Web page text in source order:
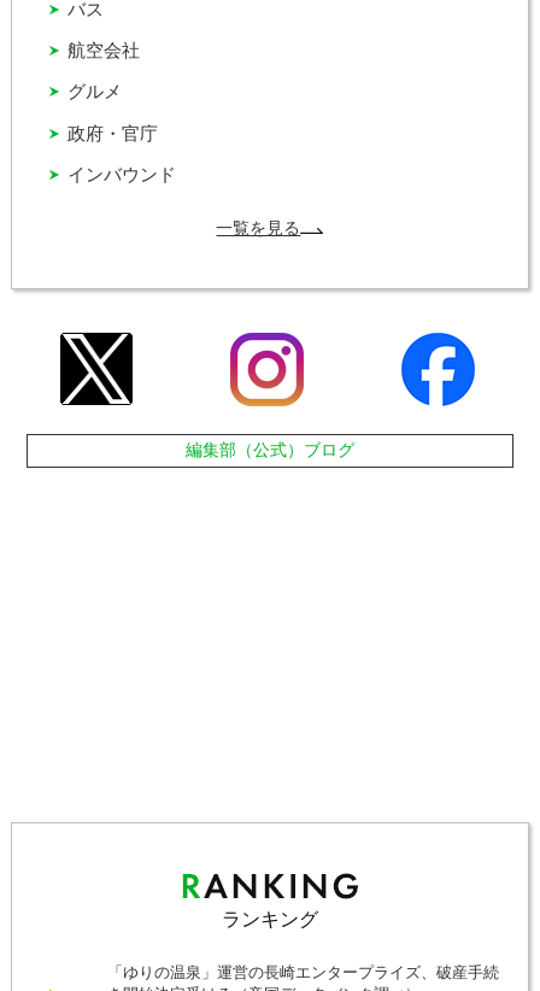
インバウンド
グルメ
バス
政府・官庁
航空会社
一覧を見る
編集部（公式）ブログ
ランキング
「ゆりの温泉」運営の長崎エンタープライズ、破産手続